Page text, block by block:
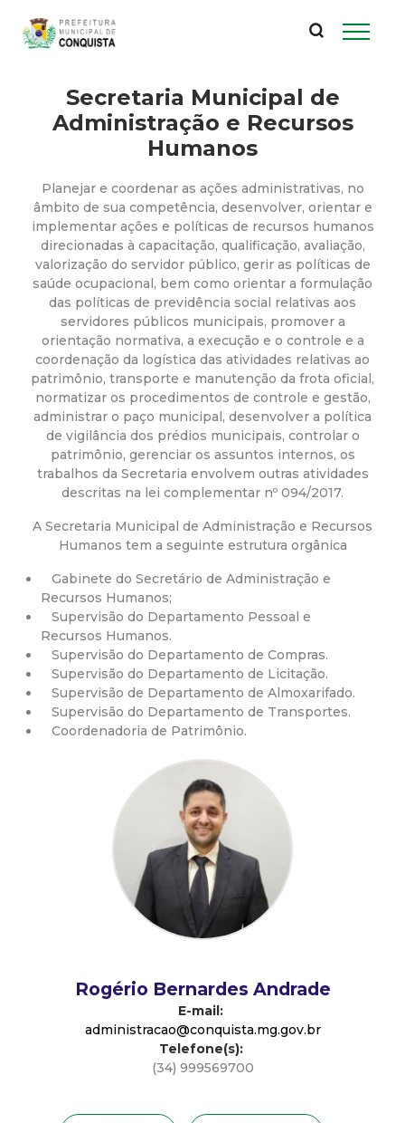
conteúdo
principal
P
e
e
i
t
u
r
a
M
n
i
c
p
Secretaria Municipal de
Administração e Recursos
Humanos
Planejar e coordenar as ações administrativas, no
âmbito de sua competência, desenvolver, orientar e
implementar ações e políticas de recursos humanos
direcionadas à capacitação, qualificação, avaliação,
valorização do servidor público, gerir as políticas de
saúde ocupacional, bem como orientar a formulação
das políticas de previdência social relativas aos
servidores públicos municipais, promover a
orientação normativa, a execução e o controle e a
coordenação da logística das atividades relativas ao
patrimônio, transporte e manutenção da frota oficial,
normatizar os procedimentos de controle e gestão,
administrar o paço municipal, desenvolver a política
de vigilância dos prédios municipais, controlar o
patrimônio, gerenciar os assuntos internos, os
trabalhos da Secretaria envolvem outras atividades
descritas na lei complementar nº 094/2017.
A Secretaria Municipal de Administração e Recursos
Humanos tem a seguinte estrutura orgânica
Gabinete do Secretário de Administração e
Recursos Humanos;
Supervisão do Departamento Pessoal e
Recursos Humanos.
Supervisão do Departamento de Compras.
Supervisão do Departamento de Licitação.
Supervisão de Departamento de Almoxarifado.
Supervisão do Departamento de Transportes.
Coordenadoria de Patrimônio.
Rogério Bernardes Andrade
E-mail:
administracao@conquista.mg.gov.br
Telefone(s):
(34) 999569700